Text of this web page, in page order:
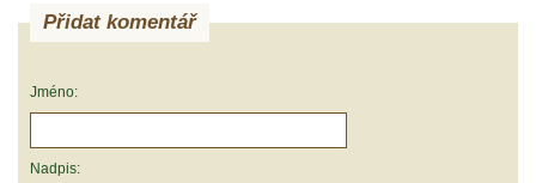
Přidat komentář
Jméno:
Nadpis: